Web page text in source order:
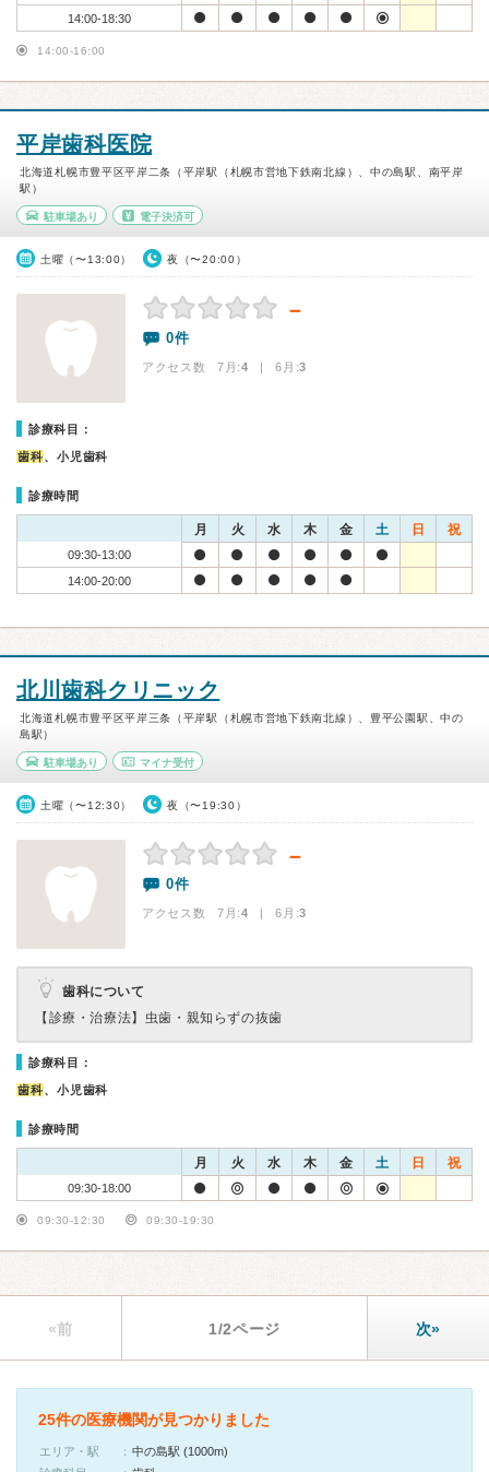
14:00-18:30
14:00-16:00
平岸歯科医院
北海道札幌市豊平区平岸二条（平岸駅（札幌市営地下鉄南北線）、中の島駅、南平岸
駅）
駐車場あり 電子決済可
土曜（〜13:00） 夜（〜20:00）
－
0件
アクセス数 7月:4 | 6月:3
診療科目：
歯科、小児歯科
診療時間
月 火 水 木 金 土 日 祝
09:30-13:00
14:00-20:00
北川歯科クリニック
北海道札幌市豊平区平岸三条（平岸駅（札幌市営地下鉄南北線）、豊平公園駅、中の
島駅）
駐車場あり マイナ受付
土曜（〜12:30） 夜（〜19:30）
－
0件
アクセス数 7月:4 | 6月:3
歯科について
【診療・治療法】 虫歯・親知らずの抜歯
診療科目：
歯科、小児歯科
診療時間
月 火 水 木 金 土 日 祝
09:30-18:00
09:30-12:30 09:30-19:30
«前 1/2ページ 次»
25件の医療機関が見つかりました
エリア・駅
中の島駅 (1000m)